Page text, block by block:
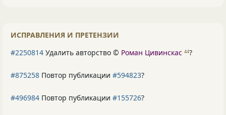
ИСПРАВЛЕНИЯ И ПРЕТЕНЗИИ
#2250814 Удалить авторство © Роман Цивинскас 44?
#875258 Повтор публикации #594823?
#496984 Повтор публикации #155726?